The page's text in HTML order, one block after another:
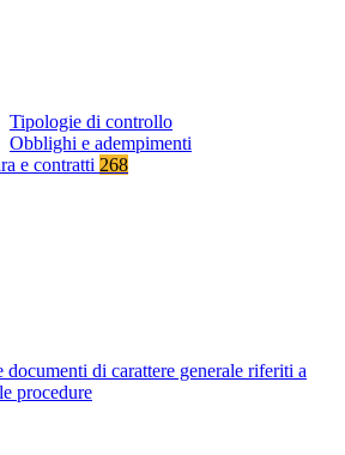
Tipologie di controllo
Obblighi e adempimenti
e contratti 268
documenti di carattere generale riferiti a
procedure